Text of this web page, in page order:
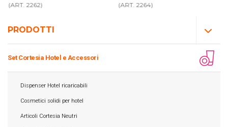
PRODOTTI
Set Cortesia Hotel e Accessori
Dispenser Hotel ricaricabili
Cosmetici solidi per hotel
Articoli Cortesia Neutri
(ART. 2262) (ART. 2264)